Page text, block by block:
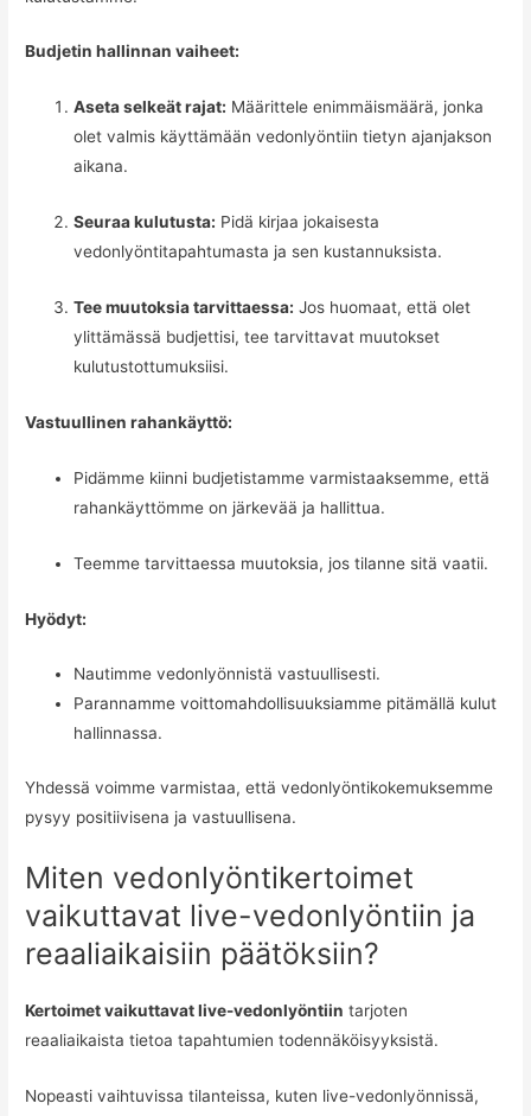
Budjetin hallinnan vaiheet:
Aseta selkeät rajat: Määrittele enimmäismäärä, jonka
olet valmis käyttämään vedonlyöntiin tietyn ajanjakson
aikana.
Seuraa kulutusta: Pidä kirjaa jokaisesta
vedonlyöntitapahtumasta ja sen kustannuksista.
Tee muutoksia tarvittaessa: Jos huomaat, että olet
ylittämässä budjettisi, tee tarvittavat muutokset
kulutustottumuksiisi.
Vastuullinen rahankäyttö:
Pidämme kiinni budjetistamme varmistaaksemme, että
rahankäyttömme on järkevää ja hallittua.
Teemme tarvittaessa muutoksia, jos tilanne sitä vaatii.
Hyödyt:
Nautimme vedonlyönnistä vastuullisesti.
Parannamme voittomahdollisuuksiamme pitämällä kulut
hallinnassa.
Yhdessä voimme varmistaa, että vedonlyöntikokemuksemme
pysyy positiivisena ja vastuullisena.
Miten vedonlyöntikertoimet
vaikuttavat live-vedonlyöntiin ja
reaaliaikaisiin päätöksiin?
Kertoimet vaikuttavat live-vedonlyöntiin tarjoten
reaaliaikaista tietoa tapahtumien todennäköisyyksistä.
Nopeasti vaihtuvissa tilanteissa, kuten live-vedonlyönnissä,